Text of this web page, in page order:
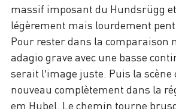
massif imposant du Hundsrügg
légèrement mais lourdement
Pour rester dans la comparaison
adagio grave avec une basse
serait l’image juste. Puis la scène
nouveau complètement dans la
em Hubel. Le chemin tourne